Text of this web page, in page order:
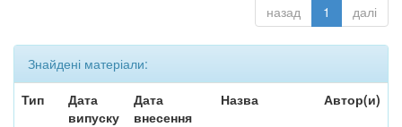
назад 1 далі
Знайдені матеріали:
Тип
Дата
випуску
Дата
внесення
Назва Автор(и)